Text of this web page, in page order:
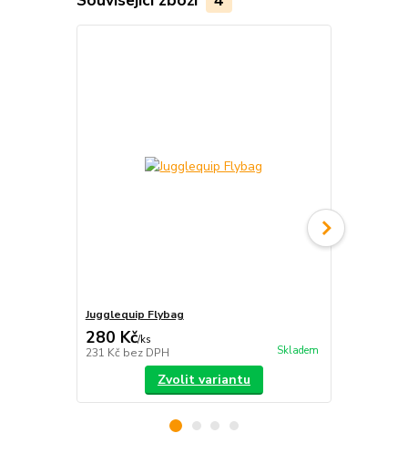
Jugglequip Flybag
280 Kč/ks
231 Kč bez DPH Skladem
Zvolit variantu